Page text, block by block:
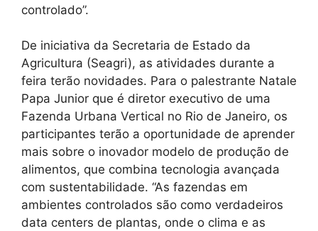
controlado”.
De iniciativa da Secretaria de Estado da
Agricultura (Seagri), as atividades durante a
feira terão novidades. Para o palestrante Natale
Papa Junior que é diretor executivo de uma
Fazenda Urbana Vertical no Rio de Janeiro, os
participantes terão a oportunidade de aprender
mais sobre o inovador modelo de produção de
alimentos, que combina tecnologia avançada
com sustentabilidade. “As fazendas em
ambientes controlados são como verdadeiros
data centers de plantas, onde o clima e as